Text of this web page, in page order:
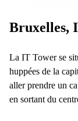
Bruxelles,
La IT Tower se
huppées de la
aller prendre un
en sortant du